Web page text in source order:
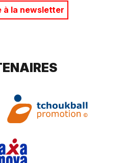
à la newsletter